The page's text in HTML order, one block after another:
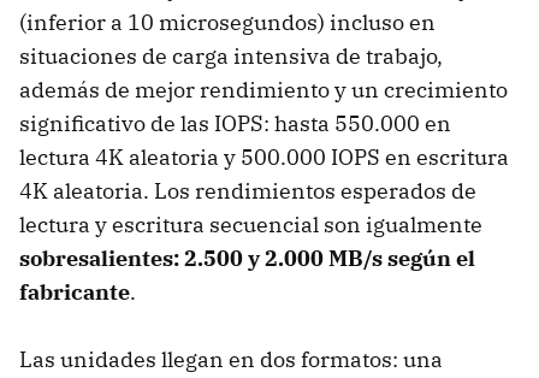
(inferior a 10 microsegundos) incluso en
situaciones de carga intensiva de trabajo,
además de mejor rendimiento y un crecimiento
significativo de las IOPS: hasta 550.000 en
lectura 4K aleatoria y 500.000 IOPS en escritura
4K aleatoria. Los rendimientos esperados de
lectura y escritura secuencial son igualmente
sobresalientes: 2.500 y 2.000 MB/s según el
fabricante.
Las unidades llegan en dos formatos: una